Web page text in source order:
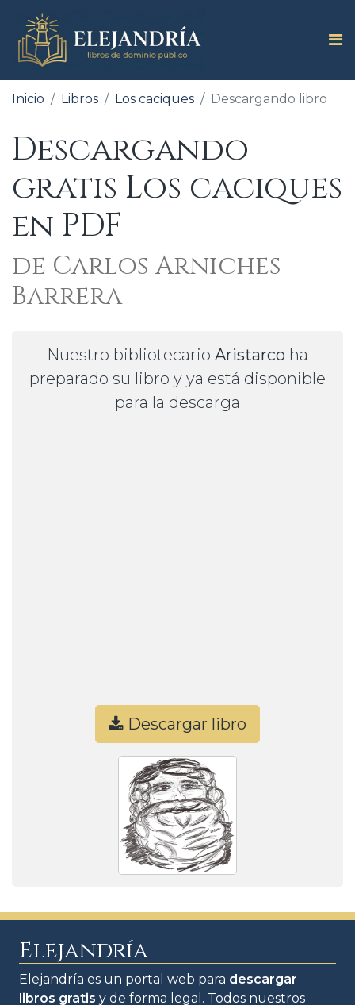
Inicio Libros Los caciques Descargando libro
Descargando
gratis Los caciques
en PDF
de Carlos Arniches
Barrera
Nuestro bibliotecario Aristarco ha
preparado su libro y ya está disponible
para la descarga
Descargar libro
Elejandría
Elejandría es un portal web para descargar
libros gratis y de forma legal. Todos nuestros